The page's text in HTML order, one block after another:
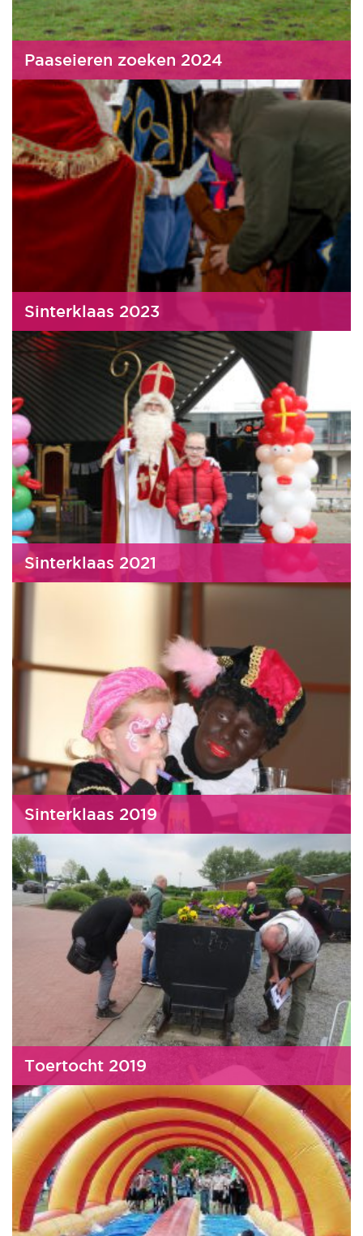
Paaseieren zoeken 2024
Sinterklaas 2023
Sinterklaas 2021
Sinterklaas 2019
Toertocht 2019